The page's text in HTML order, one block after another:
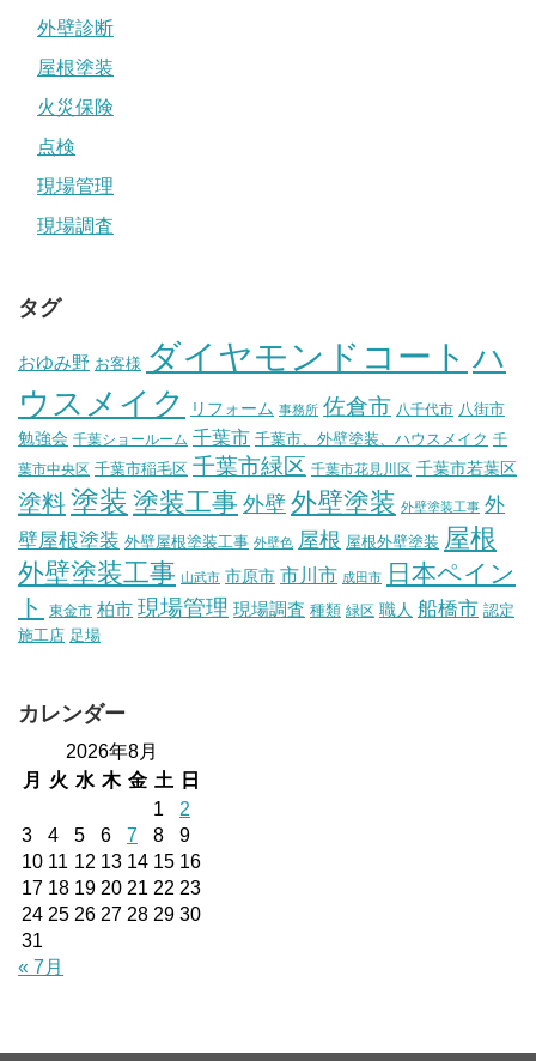
外壁診断
屋根塗装
火災保険
点検
現場管理
現場調査
タグ
おゆみ野 お客様 ダイヤモンドコート ハ
ウスメイク
リフォーム 事務所 佐倉市 八千代市 八街市
勉強会 千葉ショールーム 千葉市 千葉市、外壁塗装、ハウスメイク 千
葉市中央区 千葉市稲毛区 千葉市緑区 千葉市花見川区 千葉市若葉区
塗料塗装 塗装工事 外壁 外壁塗装 外壁塗装工事 外
壁屋根塗装 外壁屋根塗装工事 外壁色 屋根 屋根外壁塗装 屋根
外壁塗装工事 山武市 市原市 市川市 成田市
日本ペイン
ト
東金市 柏市 現場管理 現場調査 種類 緑区 職人 船橋市 認定
施工店 足場
カレンダー
2026年8月
月
火 水 木 金 土
日
1
2
3
4 5 6 7 8
9
10 11 12 13 14 15 16
17 18 19 20 21 22 23
24 25 26 27 28 29 30
31
« 7月